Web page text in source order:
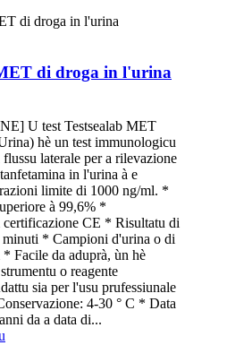
di droga in l'urina
U test Testsealab MET
hè un test immunologicu
laterale per a rilevazione
in l'urina à e
limite di 1000 ng/ml. *
à 99,6% *
CE * Risultatu di
minuti * Campioni d'urina o di
Facile da aduprà, ùn hè
o reagente
sia per l'usu prufessiunale
4-30 ° C * Data
da a data di...